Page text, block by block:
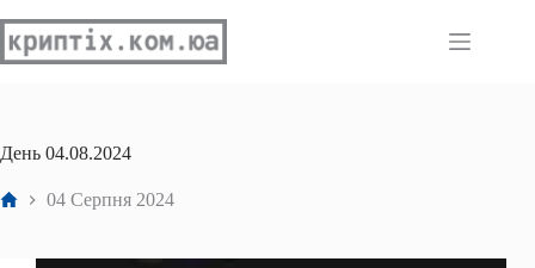
до
вмісту
День 04.08.2024
Головна
04 Серпня 2024